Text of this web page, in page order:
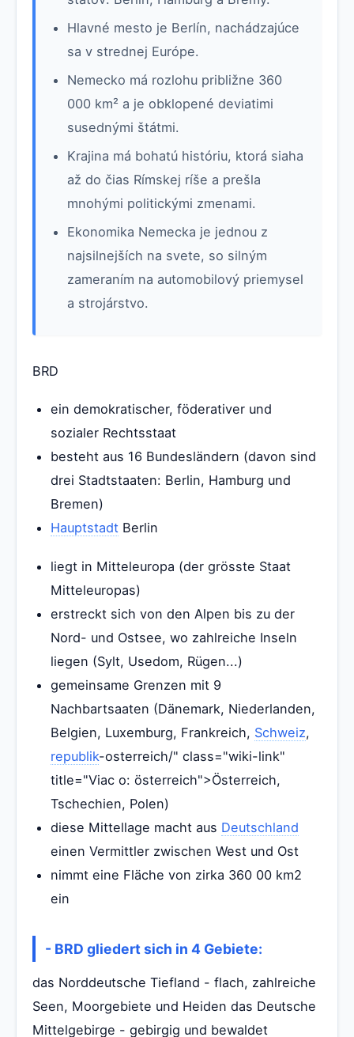
Hlavné mesto je Berlín, nachádzajúce
sa v strednej Európe.
Nemecko má rozlohu približne 360
000 km² a je obklopené deviatimi
susednými štátmi.
Krajina má bohatú históriu, ktorá siaha
až do čias Rímskej ríše a prešla
mnohými politickými zmenami.
Ekonomika Nemecka je jednou z
najsilnejších na svete, so silným
zameraním na automobilový priemysel
a strojárstvo.
BRD
ein demokratischer, föderativer und
sozialer Rechtsstaat
besteht aus 16 Bundesländern (davon sind
drei Stadtstaaten: Berlin, Hamburg und
Bremen)
HauptstadtBerlin
liegt in Mitteleuropa (der grösste Staat
Mitteleuropas)
erstreckt sich von den Alpen bis zu der
Nord- und Ostsee, wo zahlreiche Inseln
liegen (Sylt, Usedom, Rügen...)
gemeinsame Grenzen mit 9
Nachbartsaaten (Dänemark, Niederlanden,
Belgien, Luxemburg, Frankreich, Schweiz,
republik-osterreich/" class="wiki-link"
title="Viac o: österreich">Österreich,
Tschechien, Polen)
diese Mittellage macht aus Deutschland
einen Vermittler zwischen West und Ost
nimmt eine Fläche von zirka 360 00 km2
ein
- BRD gliedert sich in 4 Gebiete:
das Norddeutsche Tiefland - flach, zahlreiche
Seen, Moorgebiete und Heiden das Deutsche
Mittelgebirge - gebirgig und bewaldet